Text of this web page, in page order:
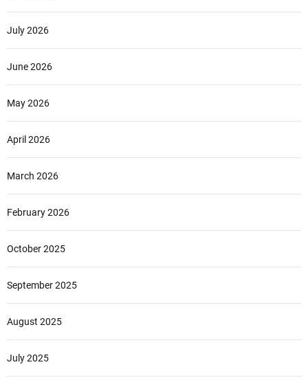
July 2026
June 2026
May 2026
April 2026
March 2026
February 2026
October 2025
September 2025
August 2025
July 2025